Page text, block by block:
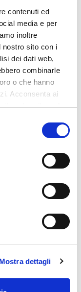
contenuti ed
media e per
inoltre
nostro sito con i
dei dati web,
combinarle
o che hanno
Acconsenta ai
il nostro sito web.
Mostra dettagli